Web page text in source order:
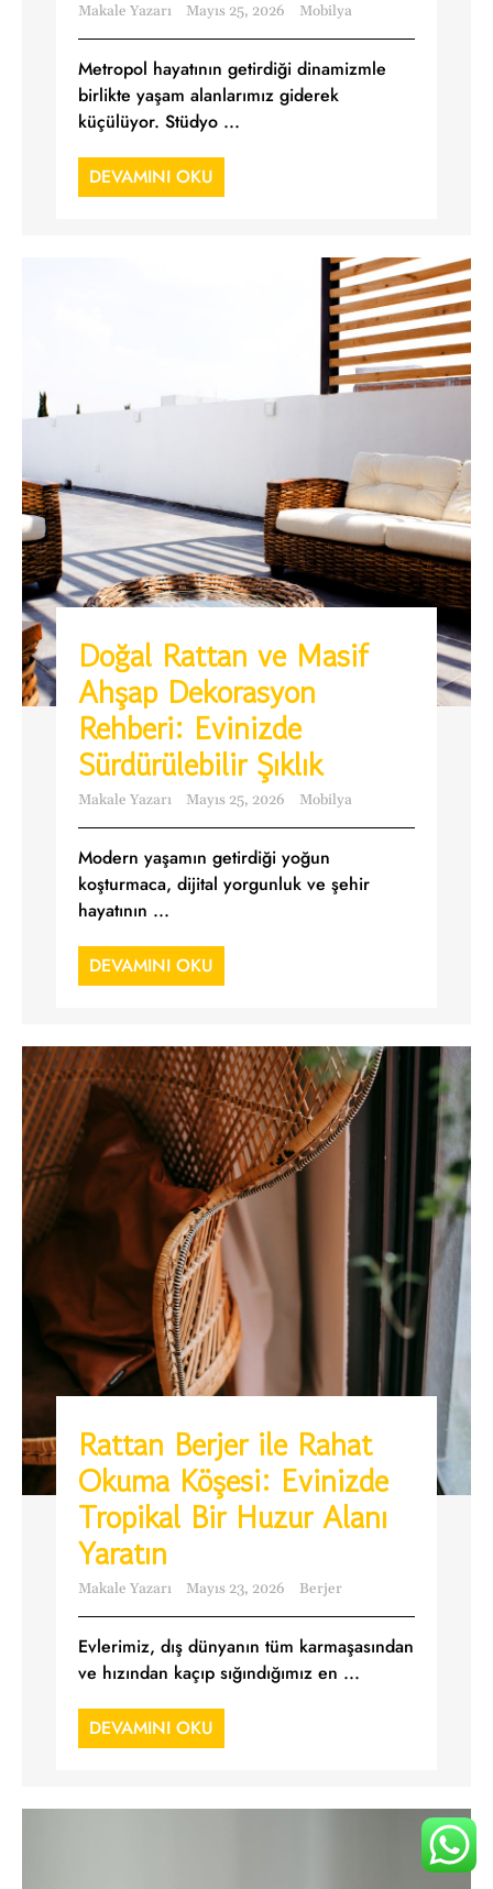
Makale Yazarı Mayıs 25, 2026 Mobilya
Metropol hayatının getirdiği dinamizmle
birlikte yaşam alanlarımız giderek
küçülüyor. Stüdyo ...
DEVAMINI OKU
Doğal Rattan ve Masif
Ahşap Dekorasyon
Rehberi: Evinizde
Sürdürülebilir Şıklık
Makale Yazarı Mayıs 25, 2026 Mobilya
Modern yaşamın getirdiği yoğun
koşturmaca, dijital yorgunluk ve şehir
hayatının ...
DEVAMINI OKU
Rattan Berjer ile Rahat
Okuma Köşesi: Evinizde
Tropikal Bir Huzur Alanı
Yaratın
Makale Yazarı Mayıs 23, 2026 Berjer
Evlerimiz, dış dünyanın tüm karmaşasından
ve hızından kaçıp sığındığımız en ...
DEVAMINI OKU